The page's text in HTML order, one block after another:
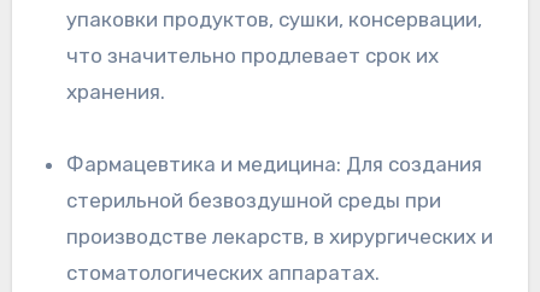
упаковки продуктов, сушки, консервации,
что значительно продлевает срок их
хранения.
Фармацевтика и медицина: Для создания
стерильной безвоздушной среды при
производстве лекарств, в хирургических и
стоматологических аппаратах.